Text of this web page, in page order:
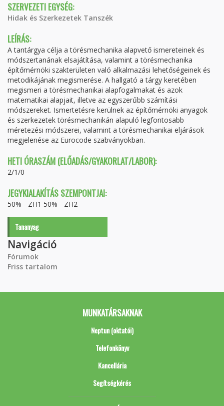
SZERVEZETI EGYSÉG:
Hidak és Szerkezetek Tanszék
LEÍRÁS:
A tantárgya célja a törésmechanika alapvető ismereteinek és
módszertanának elsajátítása, valamint a törésmechanika
építőmérnöki szakterületen való alkalmazási lehetőségeinek és
metodikájának megismerése. A hallgató a tárgy keretében
megismeri a törésmechanikai alapfogalmakat és azok
matematikai alapjait, illetve az egyszerűbb számítási
módszereket. Ismertetésre kerülnek az építőmérnöki anyagok
és szerkezetek törésmechanikán alapuló legfontosabb
méretezési módszerei, valamint a törésmechanikai eljárások
megjelenése az Eurocode szabványokban.
HETI ÓRASZÁM (ELŐADÁS/GYAKORLAT/LABOR):
2/1/0
JEGYKIALAKÍTÁS SZEMPONTJAI:
50% - ZH1 50% - ZH2
Tananyag
Navigáció
Fórumok
Friss tartalom
MUNKATÁRSAKNAK
Neptun (oktatói)
Telefonkönyv
Kancellária
Segítségkérés